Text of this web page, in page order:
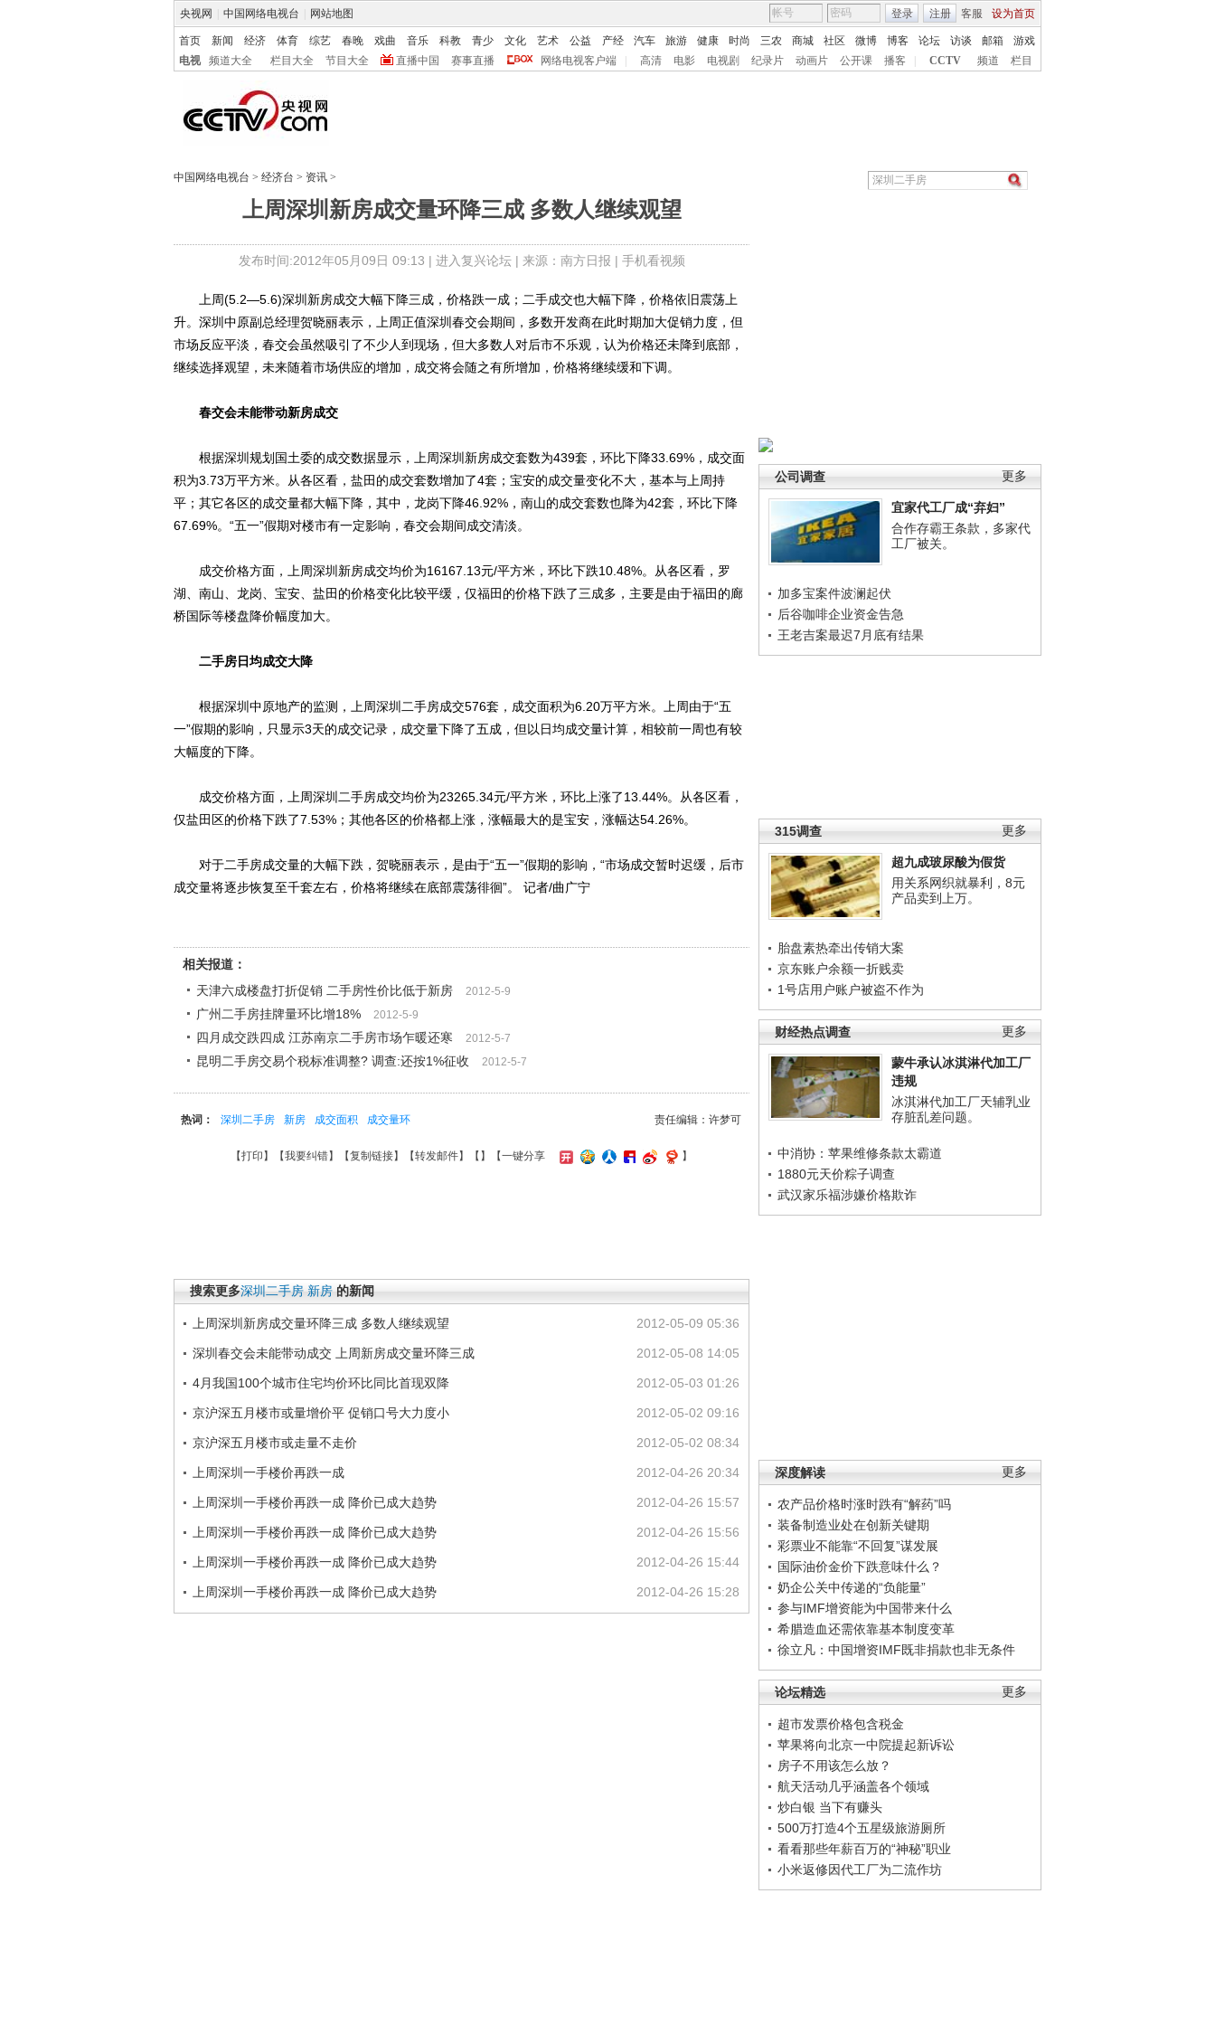
央视网 中国网络电视台 网站地图 客服 设为首页
登录 注册
首页 新闻 经济 体育 综艺 春晚 戏曲 音乐 科教 青少 文化 艺术 公益 产经 汽车 旅游 健康 时尚 三农 商城 社区 微博 博客 论坛 访谈 邮箱
游戏
电视
频道大全 栏目大全 节目大全 直播中国 赛事直播 网络电视客户端 高清 电影 电视剧 纪录片 动画片 公开课 播客 CCTV 频道 栏目
中国网络电视台 > 经济台 > 资讯 >
上周深圳新房成交量环降三成 多数人继续观望
发布时间:2012年05月09日 09:13 | 进入复兴论坛| 来源：南方日报 | 手机看视频
更多
公司调查
宜家代工厂成“弃妇”
合作存霸王条款，多家代
工厂被关。
加多宝案件波澜起伏
后谷咖啡企业资金告急
王老吉案最迟7月底有结果
更多
315调查
超九成玻尿酸为假货
用关系网织就暴利，8元
产品卖到上万。
胎盘素热牵出传销大案
京东账户余额一折贱卖
1号店用户账户被盗不作为
更多
财经热点调查
蒙牛承认冰淇淋代加工厂
违规
冰淇淋代加工厂天辅乳业
存脏乱差问题。
中消协：苹果维修条款太霸道
1880元天价粽子调查
武汉家乐福涉嫌价格欺诈
更多
深度解读
农产品价格时涨时跌有“解药”吗
装备制造业处在创新关键期
彩票业不能靠“不回复”谋发展
国际油价金价下跌意味什么？
奶企公关中传递的“负能量”
参与IMF增资能为中国带来什么
希腊造血还需依靠基本制度变革
徐立凡：中国增资IMF既非捐款也非无条件
更多
论坛精选
超市发票价格包含税金
苹果将向北京一中院提起新诉讼
房子不用该怎么放？
航天活动几乎涵盖各个领域
炒白银 当下有赚头
500万打造4个五星级旅游厕所
看看那些年薪百万的“神秘”职业
小米返修因代工厂为二流作坊
上周(5.2—5.6)深圳新房成交大幅下降三成，价格跌一成；二手成交也大幅下降，价格依旧震荡上
升。深圳中原副总经理贺晓丽表示，上周正值深圳春交会期间，多数开发商在此时期加大促销力度，但
市场反应平淡，春交会虽然吸引了不少人到现场，但大多数人对后市不乐观，认为价格还未降到底部，
继续选择观望，未来随着市场供应的增加，成交将会随之有所增加，价格将继续缓和下调。
春交会未能带动新房成交
根据深圳规划国土委的成交数据显示，上周深圳新房成交套数为439套，环比下降33.69%，成交面
积为3.73万平方米。从各区看，盐田的成交套数增加了4套；宝安的成交量变化不大，基本与上周持
平；其它各区的成交量都大幅下降，其中，龙岗下降46.92%，南山的成交套数也降为42套，环比下降
67.69%。“五一”假期对楼市有一定影响，春交会期间成交清淡。
成交价格方面，上周深圳新房成交均价为16167.13元/平方米，环比下跌10.48%。从各区看，罗
湖、南山、龙岗、宝安、盐田的价格变化比较平缓，仅福田的价格下跌了三成多，主要是由于福田的廊
桥国际等楼盘降价幅度加大。
二手房日均成交大降
根据深圳中原地产的监测，上周深圳二手房成交576套，成交面积为6.20万平方米。上周由于“五
一”假期的影响，只显示3天的成交记录，成交量下降了五成，但以日均成交量计算，相较前一周也有较
大幅度的下降。
成交价格方面，上周深圳二手房成交均价为23265.34元/平方米，环比上涨了13.44%。从各区看，
仅盐田区的价格下跌了7.53%；其他各区的价格都上涨，涨幅最大的是宝安，涨幅达54.26%。
对于二手房成交量的大幅下跌，贺晓丽表示，是由于“五一”假期的影响，“市场成交暂时迟缓，后市
成交量将逐步恢复至千套左右，价格将继续在底部震荡徘徊”。 记者/曲广宁
相关报道：
天津六成楼盘打折促销 二手房性价比低于新房
2012-5-9
广州二手房挂牌量环比增18% 2012-5-9
四月成交跌四成 江苏南京二手房市场乍暖还寒 2012-5-7
昆明二手房交易个税标准调整? 调查:还按1%征收 2012-5-7
责任编辑：许梦可
热词： 深圳二手房 新房 成交面积 成交量环
【打印 】【我要纠错】【复制链接】【转发邮件】【 】 【一键分享 】
搜索更多深圳二手房 新房 的新闻
2012-05-09 05:36
上周深圳新房成交量环降三成 多数人继续观望
2012-05-08 14:05
深圳春交会未能带动成交 上周新房成交量环降三成
2012-05-03 01:26
4月我国100个城市住宅均价环比同比首现双降
2012-05-02 09:16
京沪深五月楼市或量增价平 促销口号大力度小
2012-05-02 08:34
京沪深五月楼市或走量不走价
2012-04-26 20:34
上周深圳一手楼价再跌一成
2012-04-26 15:57
上周深圳一手楼价再跌一成 降价已成大趋势
2012-04-26 15:56
上周深圳一手楼价再跌一成 降价已成大趋势
2012-04-26 15:44
上周深圳一手楼价再跌一成 降价已成大趋势
2012-04-26 15:28
上周深圳一手楼价再跌一成 降价已成大趋势